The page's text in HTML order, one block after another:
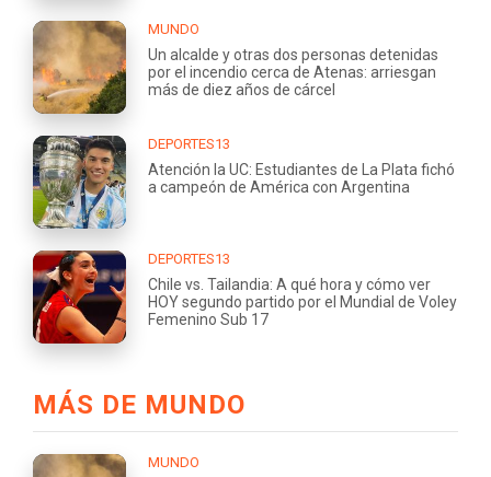
MUNDO
Un alcalde y otras dos personas detenidas
por el incendio cerca de Atenas: arriesgan
más de diez años de cárcel
DEPORTES13
Atención la UC: Estudiantes de La Plata fichó
a campeón de América con Argentina
DEPORTES13
Chile vs. Tailandia: A qué hora y cómo ver
HOY segundo partido por el Mundial de Voley
Femenino Sub 17
MÁS DE MUNDO
MUNDO